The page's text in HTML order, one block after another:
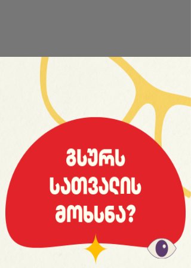
საიტის სრული ვერსია
© 2008 იანვარი, «მსოფლიო სპორტი»
ვებ-გვერდ WORLDSPORT.GE-ს ინფორმაციებისა და
ფოტომასალის გამოყენება, რედაქციასთან
შეთანხმების გარეშე, აკრძალულია!